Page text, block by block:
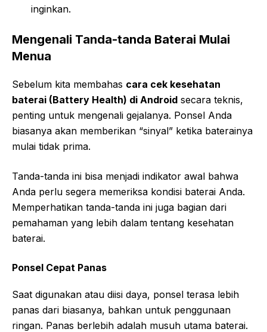
inginkan.
Mengenali Tanda-tanda Baterai Mulai
Menua
Sebelum kita membahas cara cek kesehatan
baterai (Battery Health) di Android secara teknis,
penting untuk mengenali gejalanya. Ponsel Anda
biasanya akan memberikan “sinyal” ketika baterainya
mulai tidak prima.
Tanda-tanda ini bisa menjadi indikator awal bahwa
Anda perlu segera memeriksa kondisi baterai Anda.
Memperhatikan tanda-tanda ini juga bagian dari
pemahaman yang lebih dalam tentang kesehatan
baterai.
Ponsel Cepat Panas
Saat digunakan atau diisi daya, ponsel terasa lebih
panas dari biasanya, bahkan untuk penggunaan
ringan. Panas berlebih adalah musuh utama baterai.